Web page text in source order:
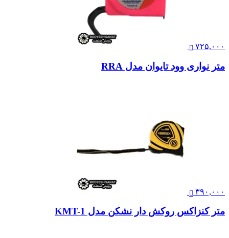
۷۲۵,۰۰۰
متر نواری وود تایوان مدل RRA
۳۹۰,۰۰۰
متر کنزاکس روکش دار نشکن مدل KMT-1